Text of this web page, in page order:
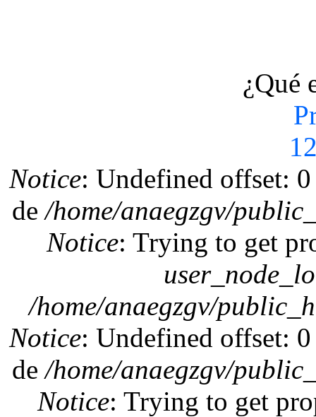
¿Qué
1
Mensaje de error
Notice: Undefined offset:
de/home/anaegzgv/
Notice: Trying to get
/home/anaegzgv/
Notice: Undefined offset:
de/home/anaegzgv/
Notice: Trying to get